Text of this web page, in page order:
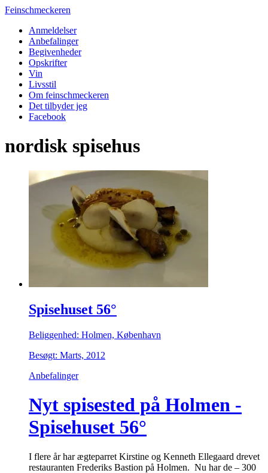
Feinschmeckeren
Anmeldelser
Anbefalinger
Begivenheder
Opskrifter
Vin
Livsstil
Om feinschmeckeren
Det tilbyder jeg
Facebook
nordisk spisehus
Spisehuset 56°
Beliggenhed: Holmen, København
Besøgt: Marts, 2012
Anbefalinger
Nyt spisested på Holmen -
Spisehuset 56°
I flere år har ægteparret Kirstine og Kenneth Ellegaard drevet
restauranten Frederiks Bastion på Holmen. Nu har de – 300